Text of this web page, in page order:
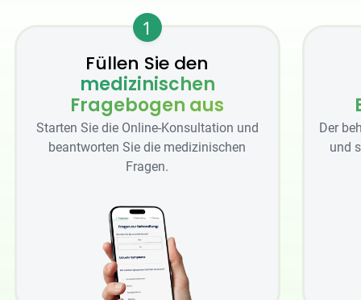
1
Füllen Sie den
medizinischen
Fragebogen aus
Starten Sie die Online-Konsultation und
beantworten Sie die medizinischen
Fragen.
Der
und